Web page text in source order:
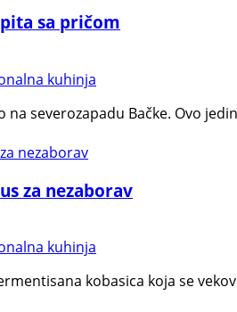
sa pričom
kuhinja
na severozapadu Bačke. Ovo
za nezaborav
kuhinja
kobasica koja se